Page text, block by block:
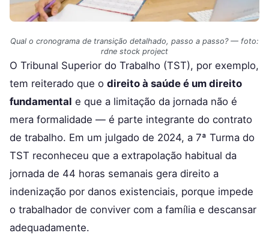
Qual o cronograma de transição detalhado, passo a passo? — foto:
rdne stock project
O Tribunal Superior do Trabalho (TST), por exemplo,
tem reiterado que o direito à saúde é um direito
fundamental e que a limitação da jornada não é
mera formalidade — é parte integrante do contrato
de trabalho. Em um julgado de 2024, a 7ª Turma do
TST reconheceu que a extrapolação habitual da
jornada de 44 horas semanais gera direito a
indenização por danos existenciais, porque impede
o trabalhador de conviver com a família e descansar
adequadamente.